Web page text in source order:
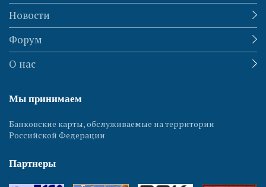
Новости
Форум
О нас
Мы принимаем
Банковские карты, обслуживаемые на территории
Российской Федерации
Партнеры